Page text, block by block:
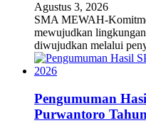
Agustus 3, 2026
SMA MEWAH-
mewujudkan
diwujudkan melalui
Pengumuman
Purwantoro